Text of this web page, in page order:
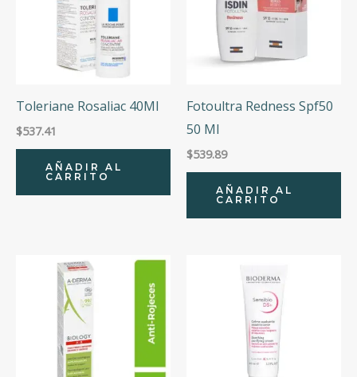
Toleriane Rosaliac 40Ml
$537.41
AÑADIR AL
CARRITO
Fotoultra Redness Spf50
50 Ml
$539.89
AÑADIR AL
CARRITO